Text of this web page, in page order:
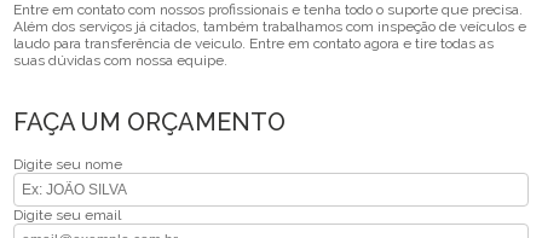
Entre em contato com nossos profissionais e tenha todo o suporte que precisa.
Além dos serviços já citados, também trabalhamos com inspeção de veículos e
laudo para transferência de veiculo. Entre em contato agora e tire todas as
suas dúvidas com nossa equipe.
FAÇA UM ORÇAMENTO
Digite seu nome
Digite seu email